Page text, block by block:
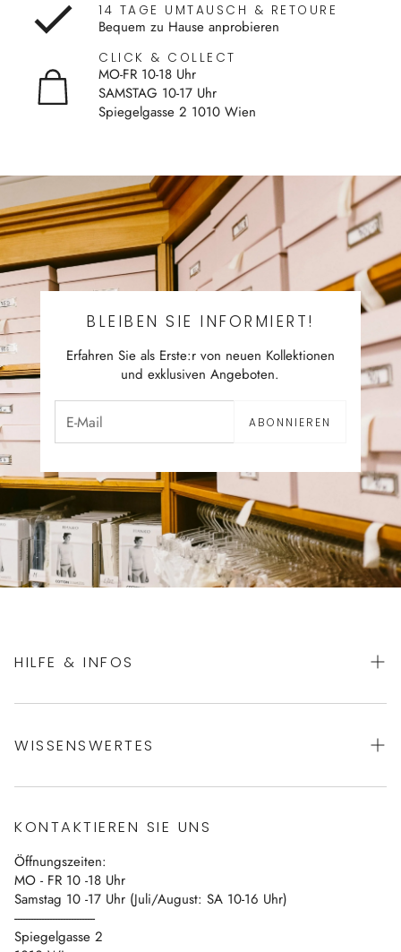
14 TAGE UMTAUSCH & RETOURE
Bequem zu Hause anprobieren
CLICK & COLLECT
MO-FR 10-18 Uhr
SAMSTAG 10-17 Uhr
Spiegelgasse 2 1010 Wien
BLEIBEN SIE INFORMIERT!
Erfahren Sie als Erste:r von neuen Kollektionen
und exklusiven Angeboten.
ABONNIEREN
HILFE & INFOS
Datenschutz
Impressum
Vertrag widerrufen
WISSENSWERTES
Blog
Kontakt
KONTAKTIEREN SIE UNS
Öffnungszeiten:
MO - FR 10 -18 Uhr
Samstag 10 -17 Uhr (Juli/August: SA 10-16 Uhr)
------------------------------
Spiegelgasse 2